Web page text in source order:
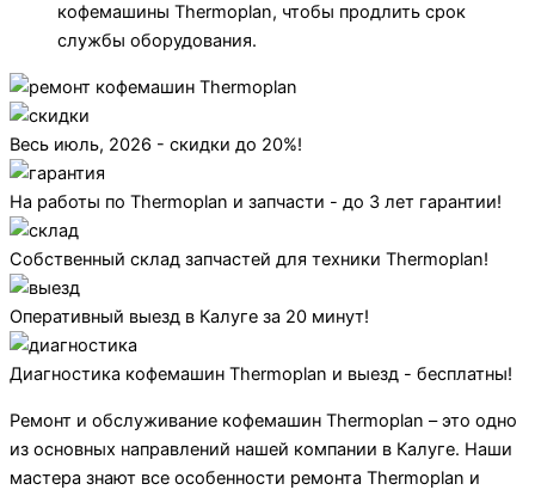
кофемашины Thermoplan, чтобы продлить срок
службы оборудования.
Весь июль, 2026 - скидки до 20%!
На работы по Thermoplan и запчасти - до 3 лет гарантии!
Собственный склад запчастей для техники Thermoplan!
Оперативный выезд в Калуге за 20 минут!
Диагностика кофемашин Thermoplan и выезд - бесплатны!
Ремонт и обслуживание кофемашин Thermoplan – это одно
из основных направлений нашей компании в Калуге. Наши
мастера знают все особенности ремонта Thermoplan и